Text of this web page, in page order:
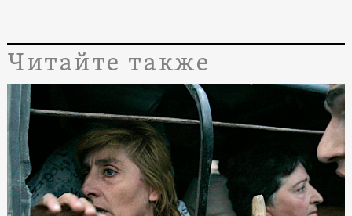
Читайте также